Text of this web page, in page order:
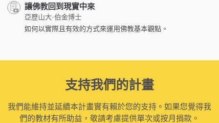
讓佛教回到現實中來
亞歷山大·伯金博士
如何以實際且有效的方式來運用佛教基本觀點。
支持我們的計畫
我們能維持並延續本計畫實有賴於您的支持。如果您覺得我
們的教材有所助益，敬請考慮提供單次或按月捐款。